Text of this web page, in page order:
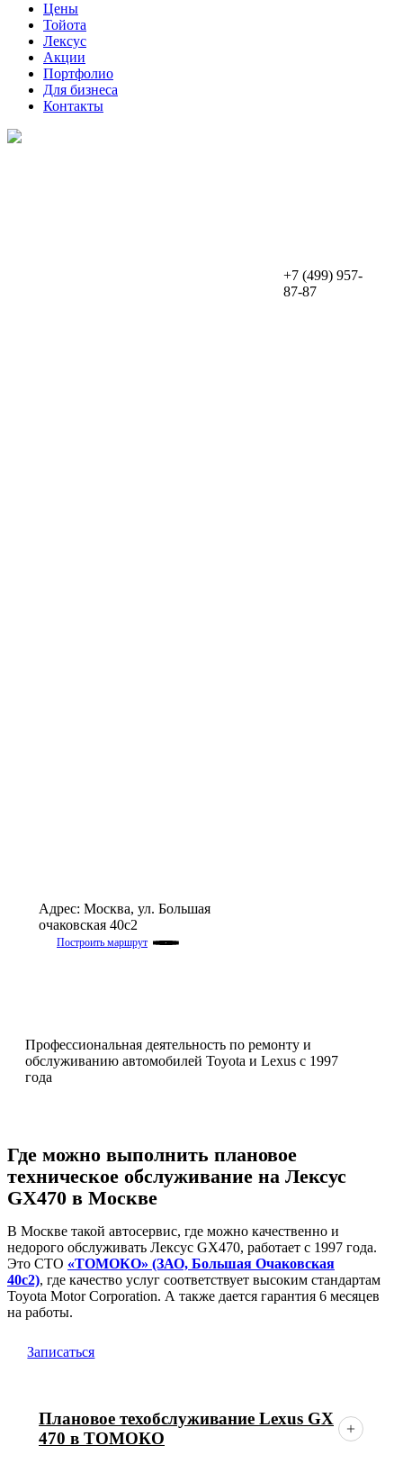
Цены
Тойота
Лексус
Акции
Портфолио
Для бизнеса
Контакты
Адрес: Москва, ул. Большая
очаковская 40с2
Построить маршрут
+7 (499) 957-
87-87
Профессиональная деятельность по ремонту и
обслуживанию автомобилей Toyota и Lexus c 1997
года
Где можно выполнить плановое
техническое обслуживание на Лексус
GX470 в Москве
В Москве такой автосервис, где можно качественно и
недорого обслуживать Лексус GX470, работает с 1997 года.
Это СТО «ТОМОКО» (ЗАО, Большая Очаковская
40с2), где качество услуг соответствует высоким стандартам
Toyota Motor Corporation. А также дается гарантия 6 месяцев
на работы.
Записаться
Плановое техобслуживание Lexus GX
470 в ТОМОКО